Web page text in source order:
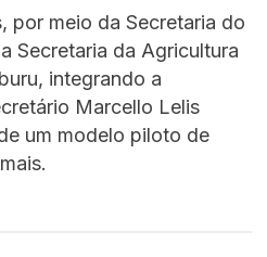
por meio da Secretaria do
Secretaria da Agricultura
integrando a
Marcello Lelis
um modelo piloto de